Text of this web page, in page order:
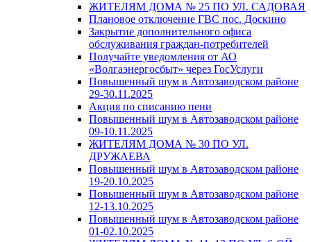
ЖИТЕЛЯМ ДОМА № 25 ПО УЛ. САДОВАЯ
Плановое отключение ГВС пос. Доскино
Закрытие дополнительного офиса
обслуживания граждан-потребителей
Получайте уведомления от АО
«Волгаэнергосбыт» через ГосУслуги
Повышенный шум в Автозаводском районе
29-30.11.2025
Акция по списанию пени
Повышенный шум в Автозаводском районе
09-10.11.2025
ЖИТЕЛЯМ ДОМА № 30 ПО УЛ.
ДРУЖАЕВА
Повышенный шум в Автозаводском районе
19-20.10.2025
Повышенный шум в Автозаводском районе
12-13.10.2025
Повышенный шум в Автозаводском районе
01-02.10.2025